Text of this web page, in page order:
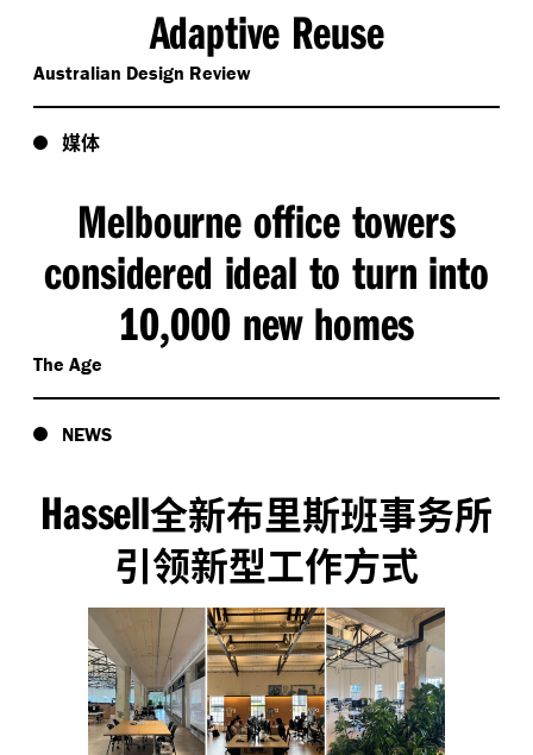
Adaptive Reuse
Australian Design Review
媒体
Melbourne office towers
considered ideal to turn into
10,000 new homes
The Age
NEWS
Hassell全新布里斯班事务所
引领新型工作方式